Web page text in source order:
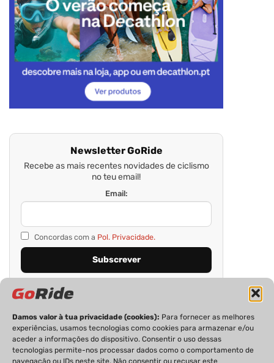
Damos valor à tua privacidade (cookies): Para fornecer as melhores
experiências, usamos tecnologias como cookies para armazenar e/ou
aceder a informações do dispositivo. Consentir o uso dessas
tecnologias permite-nos processar dados como o comportamento de
navegação ou IDs neste site. Não consentir ou recusar este
Newsletter GoRide
Recebe as mais recentes novidades de ciclismo
no teu email!
Email:
Concordas com a Pol. Privacidade.